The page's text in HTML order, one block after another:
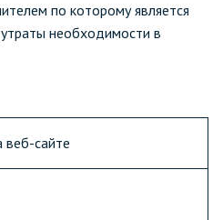
по которому является
необходимости в
сайте